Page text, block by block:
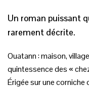
Un roman puissant
rarement décrite.
Ouatann : maison,
quintessence des «
Érigée sur une corniche